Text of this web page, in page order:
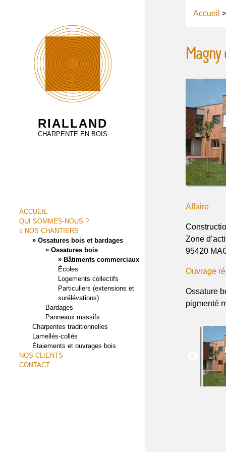
RIALLAND
CHARPENTE EN BOIS
ACCUEIL
QUI SOMMES-NOUS ?
¤ NOS CHANTIERS
» Ossatures bois et bardages
» Ossatures bois
»Bâtiments commerciaux
Écoles
Logements collectifs
Particuliers (extensions et
surélévations)
Bardages
Panneaux massifs
Charpentes traditionnelles
Lamellés-collés
Étaiements et ouvrages bois
NOS CLIENTS
CONTACT
Accueil
Magny
Affaire
Zone
95420
Ouvrage
Ossature
pigmenté